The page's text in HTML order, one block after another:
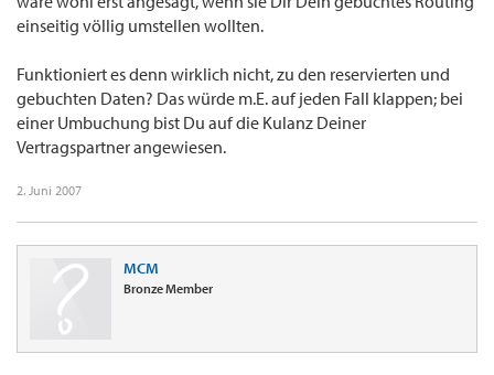
einseitig völlig umstellen wollten.
Funktioniert es denn wirklich nicht, zu den reservierten und
gebuchten Daten? Das würde m.E. auf jeden Fall klappen; bei
einer Umbuchung bist Du auf die Kulanz Deiner
Vertragspartner angewiesen.
2. Juni 2007
MCM
Bronze Member